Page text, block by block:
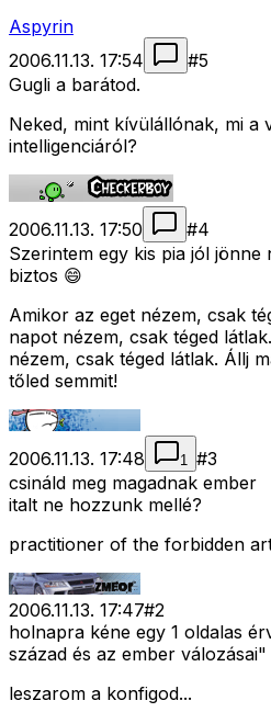
Aspyrin
2006.11.13. 17:54
#5
Gugli a barátod.
Neked, mint kívülállónak, mi a
intelligenciáról?
2006.11.13. 17:50 #4
Szerintem egy kis pia jól jönne
biztos 😄
Amikor az eget nézem, csak
napot nézem, csak téged
nézem, csak téged látlak. Állj
tőled semmit!
2006.11.13. 17:48 1 #3
csináld meg magadnak ember
italt ne hozzunk mellé?
practitioner of the forbidden
2006.11.13. 17:47#2
holnapra kéne egy 1 oldalas
század és az ember
leszarom a konfigod...